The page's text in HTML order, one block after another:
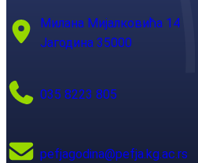
Милана Мијалковића 14
Јагодина 35000
035 8223 805
pefjagodina@pefja.kg.ac.rs